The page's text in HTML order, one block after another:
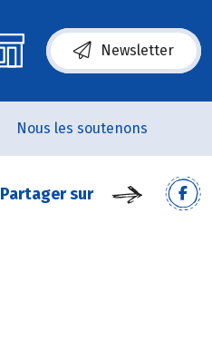
Newsletter
Nous les soutenons
Partager sur